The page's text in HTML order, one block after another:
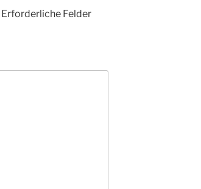
Erforderliche Felder